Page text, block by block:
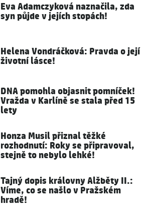
Eva Adamczyková naznačila, zda
syn půjde v jejích stopách!
Helena Vondráčková: Pravda o její
životní lásce!
DNA pomohla objasnit pomníček!
Vražda v Karlíně se stala před 15
lety
Honza Musil přiznal těžké
rozhodnutí: Roky se připravoval,
stejně to nebylo lehké!
Tajný dopis královny Alžběty II.:
Víme, co se našlo v Pražském
hradě!